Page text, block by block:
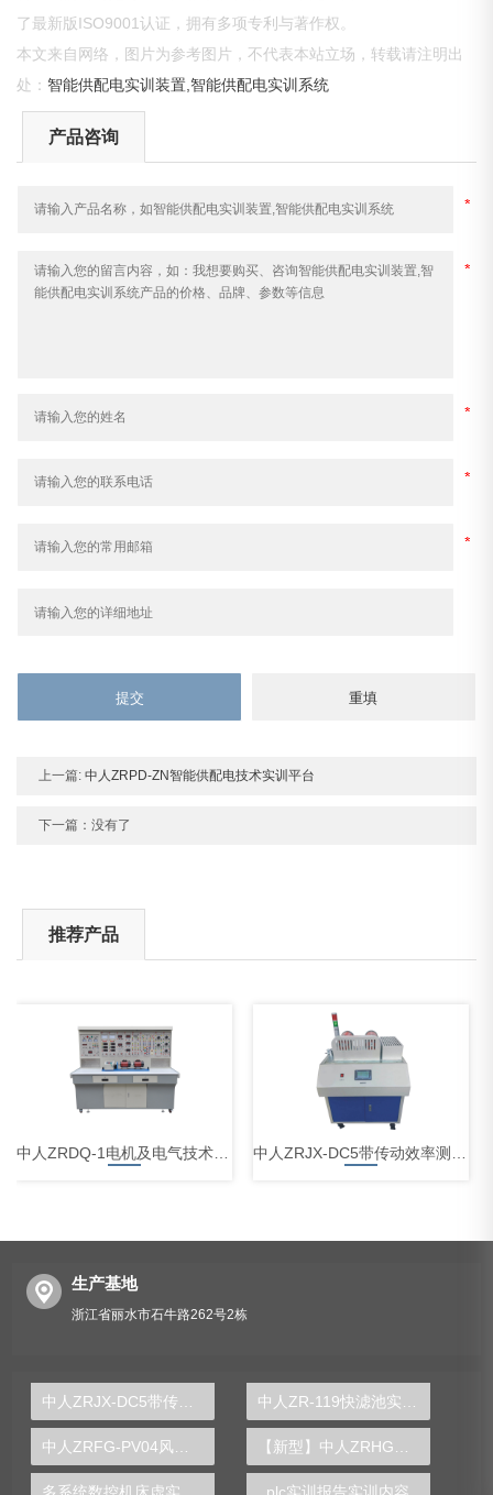
了最新版ISO9001认证，拥有多项专利与著作权。
本文来自网络，图片为参考图片，不代表本站立场，转载请注明出
处： 智能供配电实训装置,智能供配电实训系统
产品咨询
上一篇: 中人ZRPD-ZN智能供配电技术实训平台
下一篇：没有了
推荐产品
中人ZRDQ-1电机及电气技术实验装置 中人ZRJX-DC5带传动效率测试分析实验台
生产基地
浙江省丽水市石牛路262号2栋
plc实训报告实训内容